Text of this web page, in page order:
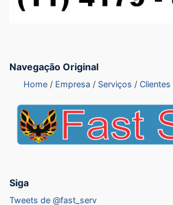
Navegação Original
Home Empresa Serviços Clientes
Siga
Tweets de @fast_serv